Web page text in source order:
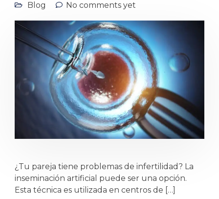
Blog
No comments yet
¿Tu pareja tiene problemas de infertilidad? La
inseminación artificial puede ser una opción.
Esta técnica es utilizada en centros de […]